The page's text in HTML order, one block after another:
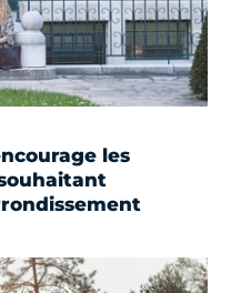
les